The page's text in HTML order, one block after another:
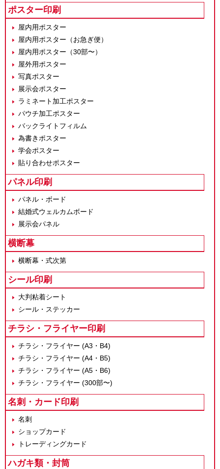
ポスター印刷
屋内用ポスター
屋内用ポスター（お急ぎ便）
屋内用ポスター（30部〜）
屋外用ポスター
写真ポスター
展示会ポスター
ラミネート加工ポスター
パウチ加工ポスター
バックライトフィルム
為書きポスター
学会ポスター
貼り合わせポスター
パネル印刷
パネル・ボード
結婚式ウェルカムボード
展示会パネル
横断幕
横断幕・式次第
シール印刷
大判粘着シート
シール・ステッカー
チラシ・フライヤー印刷
チラシ・フライヤー (A3・B4)
チラシ・フライヤー (A4・B5)
チラシ・フライヤー (A5・B6)
チラシ・フライヤー (300部〜)
名刺・カード印刷
名刺
ショップカード
トレーディングカード
ハガキ類・封筒